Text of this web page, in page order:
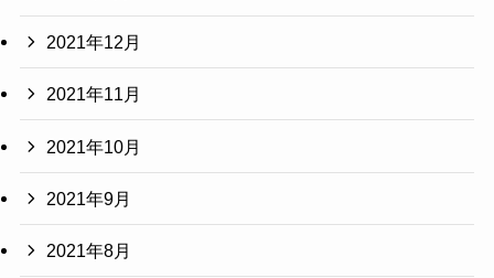
2021年12月
2021年11月
2021年10月
2021年9月
2021年8月